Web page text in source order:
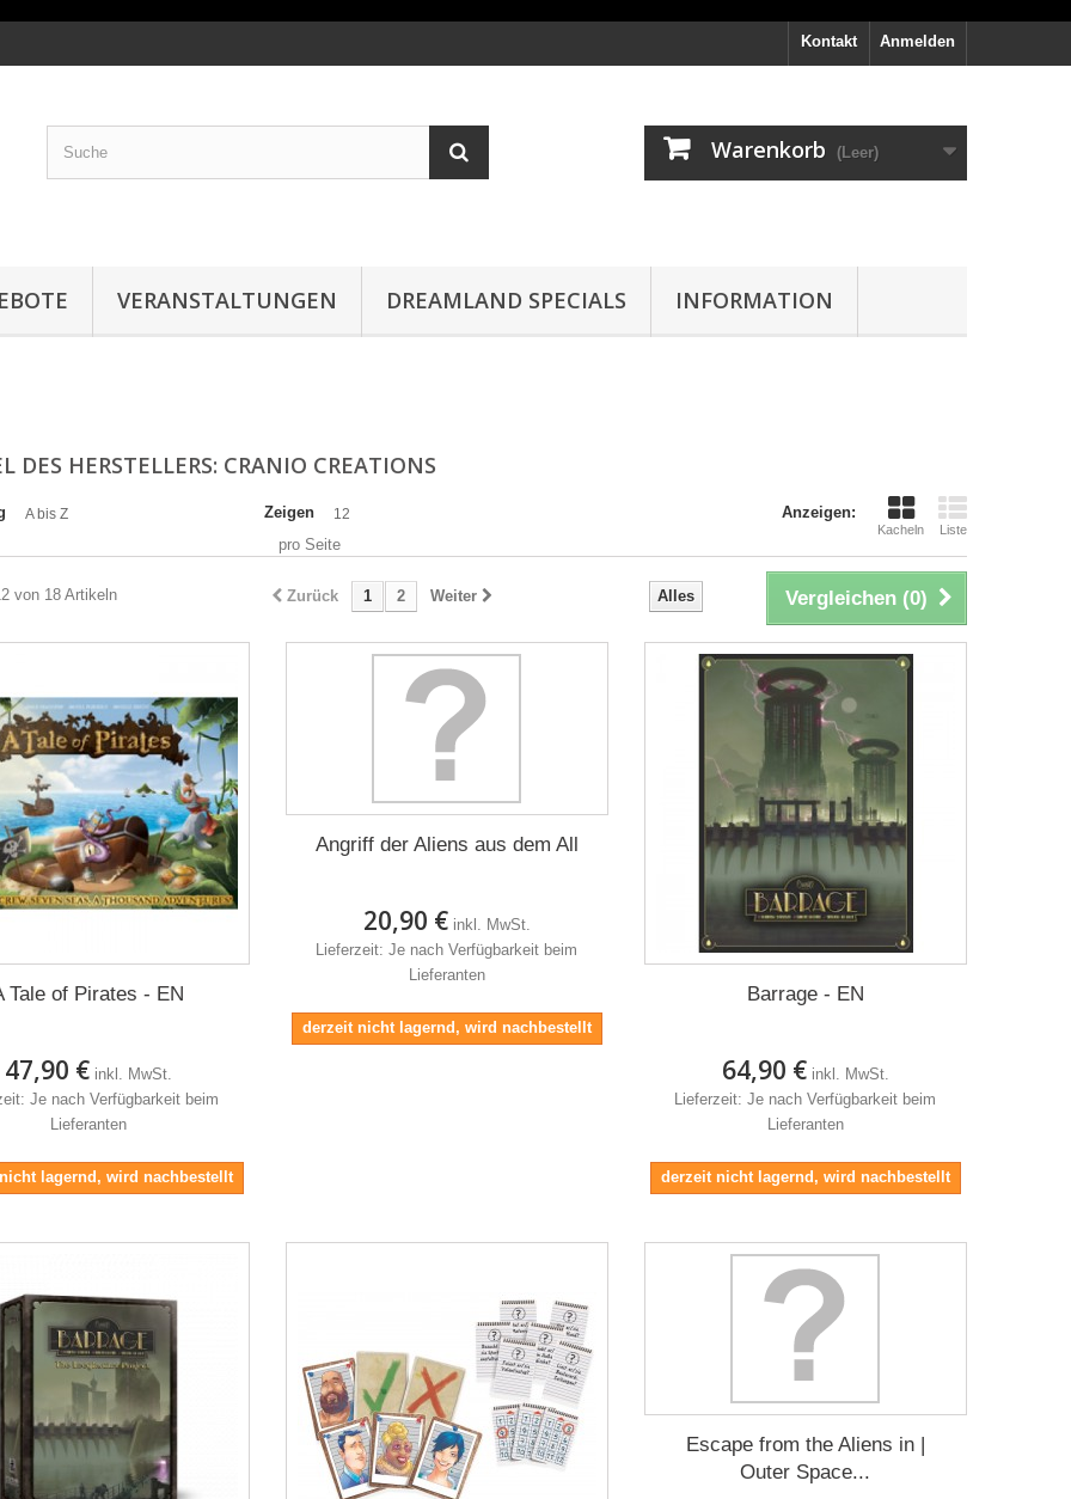
Anmelden
Kontakt
Warenkorb (Leer)
VERANSTALTUNGEN DREAMLAND SPECIALS INFORMATION
DES HERSTELLERS: CRANIO CREATIONS
Anzeigen:
Kacheln Liste
A bis Z Zeigen 12
pro Seite
Vergleichen (0)
Alles
Zurück 1 2 Weiter
von 18 Artikeln
Tale of Pirates - EN
47,90 € inkl. MwSt.
Je nach Verfügbarkeit beim
Lieferanten
lagernd, wird nachbestellt
Angriff der Aliens aus dem All
20,90 € inkl. MwSt.
Lieferzeit: Je nach Verfügbarkeit beim
Lieferanten
derzeit nicht lagernd, wird nachbestellt
Barrage - EN
64,90 € inkl. MwSt.
Lieferzeit: Je nach Verfügbarkeit beim
Lieferanten
derzeit nicht lagernd, wird nachbestellt
Escape from the Aliens in |
Outer Space...